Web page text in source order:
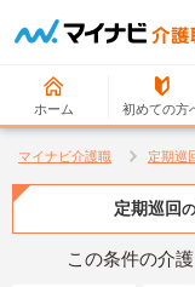
ホーム 初めての方
マイナビ介護職 定期巡
定期巡回
この条件の介